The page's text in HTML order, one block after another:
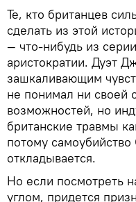
Те, кто британцев
сделать из этой
— что-нибудь из
аристократии. Дуэт
зашкаливающим
не понимал ни своей
возможностей, но
британские травмы
потому
откладывается.
Но если посмотреть
углом, придется